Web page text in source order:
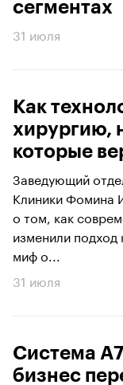
сегментах
31 июля
Как
хирургию,
которые
Заведующий
Клиники Фомина
о том, как
изменили подход
миф о...
31 июля
Система
бизнес